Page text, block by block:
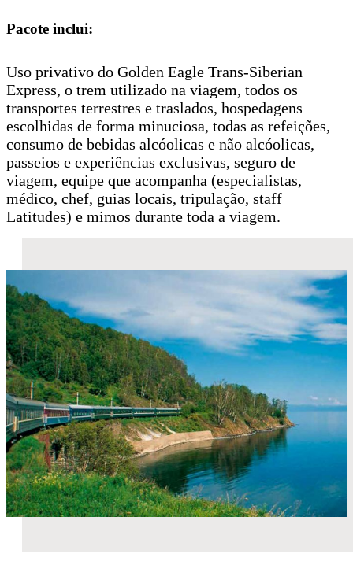
Pacote inclui:
Uso privativo do Golden Eagle Trans-Siberian
Express, o trem utilizado na viagem, todos os
transportes terrestres e traslados, hospedagens
escolhidas de forma minuciosa, todas as refeições,
consumo de bebidas alcóolicas e não alcóolicas,
passeios e experiências exclusivas, seguro de
viagem, equipe que acompanha (especialistas,
médico, chef, guias locais, tripulação, staff
Latitudes) e mimos durante toda a viagem.